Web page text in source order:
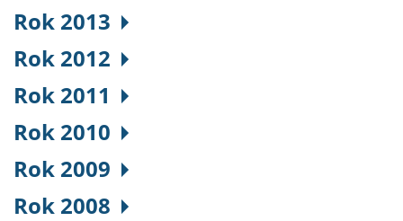
Rok 2013
Rok 2012
Rok 2011
Rok 2010
Rok 2009
Rok 2008